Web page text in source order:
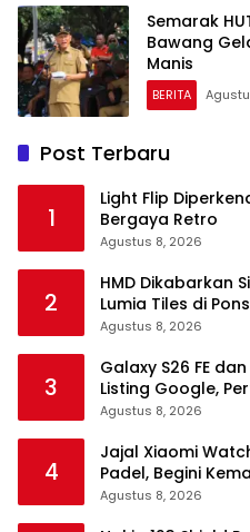
Semarak
Bawang
Manis
BERITA
Post Terbaru
1
Light Flip
Bergaya Retro
Agustus 8, 2026
2
HMD Dikabarkan
Lumia Tiles di
Agustus 8, 2026
3
Galaxy S26 FE
Listing Google,
Agustus 8, 2026
4
Jajal Xiaomi
Padel, Begini
Agustus 8, 2026